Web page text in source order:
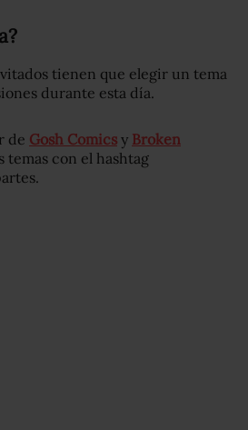
tienen que elegir un tema
durante esta día.
de Gosh Comics y Broken
temas con el hashtag